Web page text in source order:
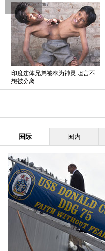
印度连体兄弟被奉为神灵 坦言不
想被分离
国际 国内